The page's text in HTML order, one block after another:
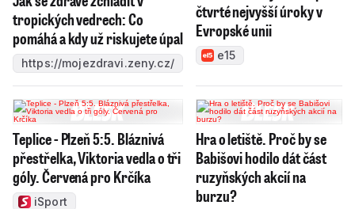
tropických vedrech: Co
pomáhá a kdy už riskujete úpal
https://mojezdravi.zeny.cz/
čtvrté nejvyšší úroky v
Evropské unii
e15
Teplice - Plzeň 5:5. Bláznivá
přestřelka, Viktoria vedla o tři
góly. Červená pro Krčíka
iSport
Hra o letiště. Proč by se
Babišovi hodilo dát část
ruzyňských akcií na
burzu?